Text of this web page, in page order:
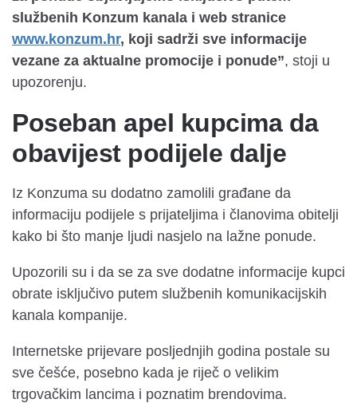
službenih Konzum kanala i web stranice
www.konzum.hr, koji sadrži sve informacije
vezane za aktualne promocije i ponude”, stoji u
upozorenju.
Poseban apel kupcima da
obavijest podijele dalje
Iz Konzuma su dodatno zamolili građane da
informaciju podijele s prijateljima i članovima obitelji
kako bi što manje ljudi nasjelo na lažne ponude.
Upozorili su i da se za sve dodatne informacije kupci
obrate isključivo putem službenih komunikacijskih
kanala kompanije.
Internetske prijevare posljednjih godina postale su
sve češće, posebno kada je riječ o velikim
trgovačkim lancima i poznatim brendovima.